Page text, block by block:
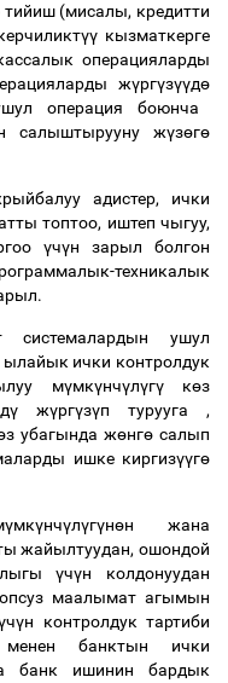
тийиш (мисалы, кредитти
үү кызматкерге
операцияларды
жүргүзүүдө
операция боюнча
салыштырууну жүзөгө
адистер, ички
топтоо, иштеп чыгуу,
үчүн зарыл болгон
техникалык
ушул
ылайык ички контролдук
мүмкүнчүлүгүкөз
ү жүргүзүп турууга ,
з убагында жөнгө салып
ишке киргизүүгө
үмкүнчүлүгүнөн жана
жайылтуудан, ошондой
үчүн колдонуудан
маалымат агымын
чүн контролдук тартиби
банктын ички
банк ишинин бардык